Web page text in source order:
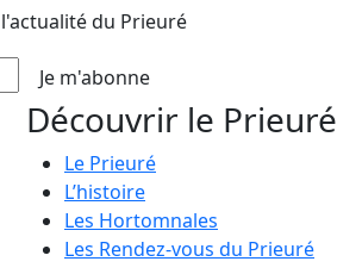
du Prieuré
Je m'abonne
Découvrir le Prieuré
Le Prieuré
L’histoire
Les Hortomnales
Les Rendez-vous du Prieuré